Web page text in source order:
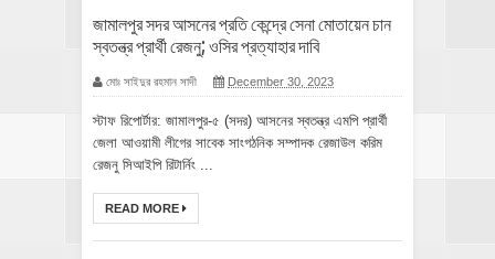
জামালপুর সদর আসনের প্রতি কেন্দ্রে সেনা মোতায়েন চান
স্বতন্ত্র প্রার্থী রেজনু; ওসির প্রত্যাহার দাবি
মোঃ সাইদুর রহমান সাদী December 30, 2023
স্টাফ রিপোর্টার: জামালপুর-৫ (সদর) আসনের স্বতন্ত্র এমপি প্রার্থী
জেলা আওয়ামী লীগের সাবেক সাংগঠনিক সম্পাদক রেজাউল করিম
রেজনু সিআইপি রিটার্নিং ...
READ MORE